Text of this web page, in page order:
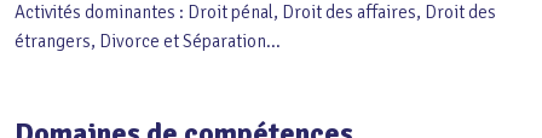
Activités dominantes : Droit pénal, Droit des affaires, Droit des
étrangers, Divorce et Séparation...